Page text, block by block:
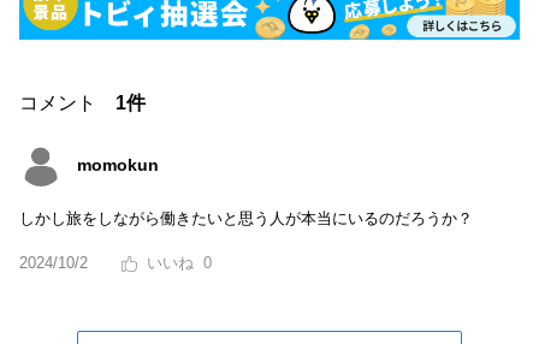
コメント 1件
momokun
しかし旅をしながら働きたいと思う人が本当にいるのだろうか？
2024/10/2 0